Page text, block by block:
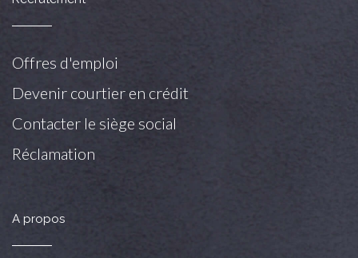
Offres d'emploi
Devenir courtier en crédit
Contacter le siège social
Réclamation
A propos